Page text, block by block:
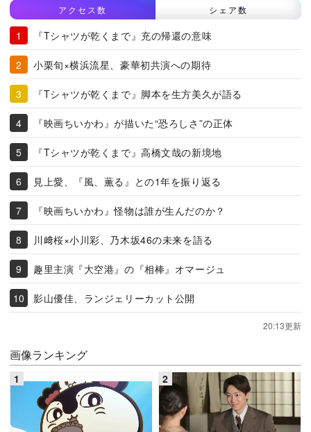
アクセス数 シェア数
『Tシャツが乾くまで』充の帰還の意味
小栗旬×横浜流星、豪華初共演への期待
『Tシャツが乾くまで』脚本を生方美久が語る
『映画ちいかわ』が描いた“恐ろしさ”の正体
『Tシャツが乾くまで』高橋文哉の新境地
見上愛、『風、薫る』との1年を振り返る
『映画ちいかわ』怪物は誰が生んだのか？
川﨑桜×小川彩、乃木坂46の未来を語る
趣里主演『大空港』の『相棒』オマージュ
影山優佳、ランジェリーカット公開
20:13更新
画像ランキング